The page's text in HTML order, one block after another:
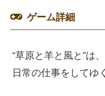
ゲーム詳細
“草原と羊と風と”は
日常の仕事をしてゆ